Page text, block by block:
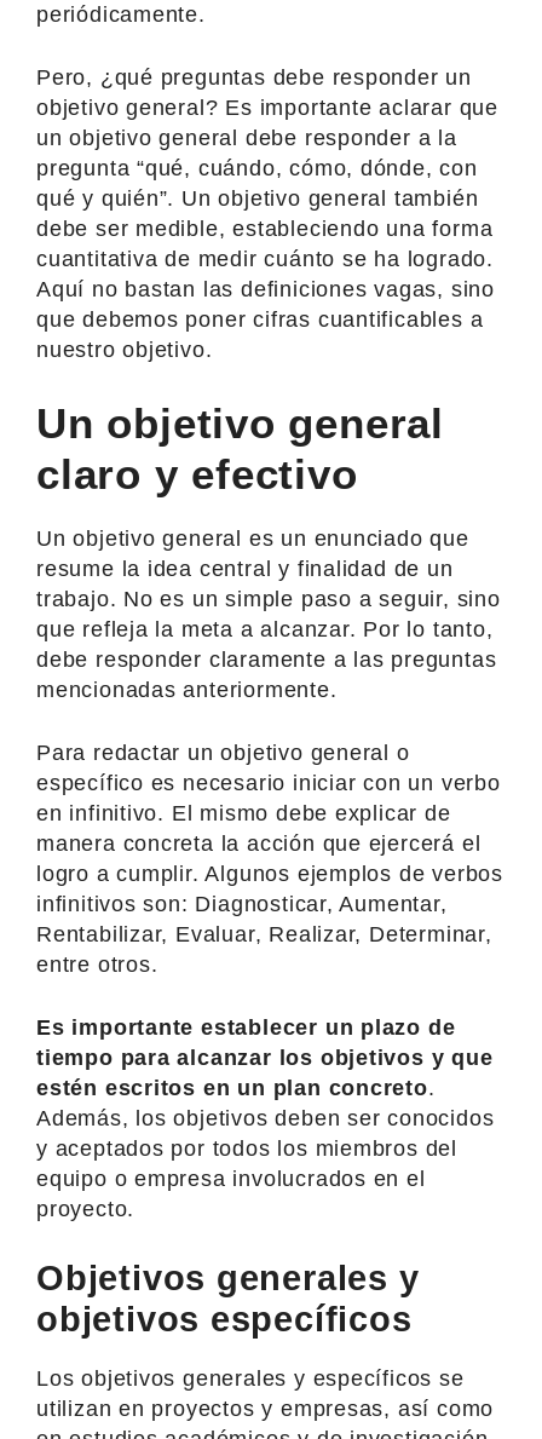
periódicamente.
Pero, ¿qué preguntas debe responder un
objetivo general? Es importante aclarar que
un objetivo general debe responder a la
pregunta “qué, cuándo, cómo, dónde, con
qué y quién”. Un objetivo general también
debe ser medible, estableciendo una forma
cuantitativa de medir cuánto se ha logrado.
Aquí no bastan las definiciones vagas, sino
que debemos poner cifras cuantificables a
nuestro objetivo.
Un objetivo general
claro y efectivo
Un objetivo general es un enunciado que
resume la idea central y finalidad de un
trabajo. No es un simple paso a seguir, sino
que refleja la meta a alcanzar. Por lo tanto,
debe responder claramente a las preguntas
mencionadas anteriormente.
Para redactar un objetivo general o
específico es necesario iniciar con un verbo
en infinitivo. El mismo debe explicar de
manera concreta la acción que ejercerá el
logro a cumplir. Algunos ejemplos de verbos
infinitivos son: Diagnosticar, Aumentar,
Rentabilizar, Evaluar, Realizar, Determinar,
entre otros.
Es importante establecer un plazo de
tiempo para alcanzar los objetivos y que
estén escritos en un plan concreto.
Además, los objetivos deben ser conocidos
y aceptados por todos los miembros del
equipo o empresa involucrados en el
proyecto.
Objetivos generales y
objetivos específicos
Los objetivos generales y específicos se
utilizan en proyectos y empresas, así como